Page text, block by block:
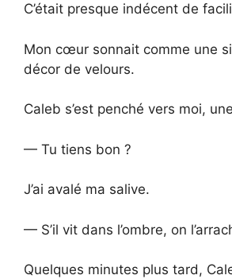
C’était presque indécent de
Mon cœur sonnait comme une
décor de velours.
Caleb s’est penché vers moi,
— Tu tiens bon ?
J’ai avalé ma salive.
— S’il vit dans l’ombre, on
Quelques minutes plus tard,